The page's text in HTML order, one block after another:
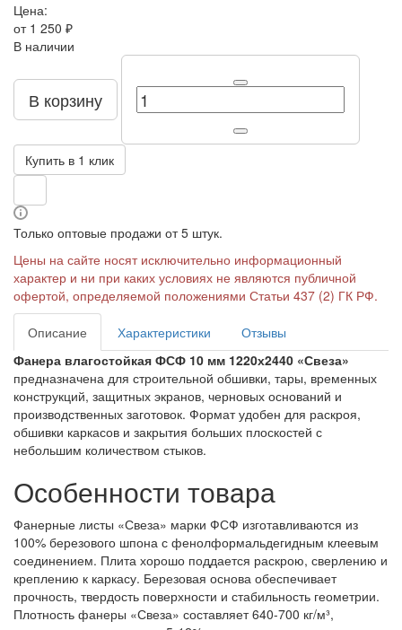
Цена:
от 1 250 ₽
В наличии
В корзину
Купить в 1 клик
Только оптовые продажи от 5 штук.
Цены на сайте носят исключительно информационный
характер и ни при каких условиях не являются публичной
офертой, определяемой положениями Статьи 437 (2) ГК РФ.
Описание Характеристики
Отзывы
Фанера влагостойкая ФСФ 10 мм 1220х2440 «Свеза»
предназначена для строительной обшивки, тары, временных
конструкций, защитных экранов, черновых оснований и
производственных заготовок. Формат удобен для раскроя,
обшивки каркасов и закрытия больших плоскостей с
небольшим количеством стыков.
Особенности товара
Фанерные листы «Свеза» марки ФСФ изготавливаются из
100% березового шпона с фенолформальдегидным клеевым
соединением. Плита хорошо поддается раскрою, сверлению и
креплению к каркасу. Березовая основа обеспечивает
прочность, твердость поверхности и стабильность геометрии.
Плотность фанеры «Свеза» составляет 640-700 кг/м³,